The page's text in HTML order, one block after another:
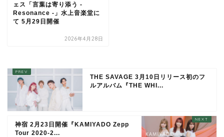
ェス「言葉は寄り添う -
Resonance -」水上音楽堂に
て 5月29日開催
2026年4月28日
THE SAVAGE 3月10日リリース初のフ
ルアルバム『THE WHI...
神宿 2月23日開催『KAMIYADO Zepp
Tour 2020-2...